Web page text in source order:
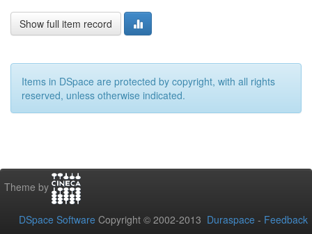
Show full item record
Items in DSpace are protected by copyright, with all rights
reserved, unless otherwise indicated.
Theme by
DSpace Software Copyright © 2002-2013 Duraspace - Feedback